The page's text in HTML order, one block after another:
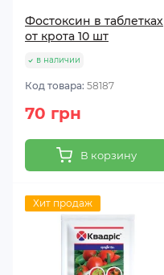
Фостоксин в таблетках
от крота 10 шт
в наличии
Код товара: 58187
70 грн
В корзину
Хит продаж